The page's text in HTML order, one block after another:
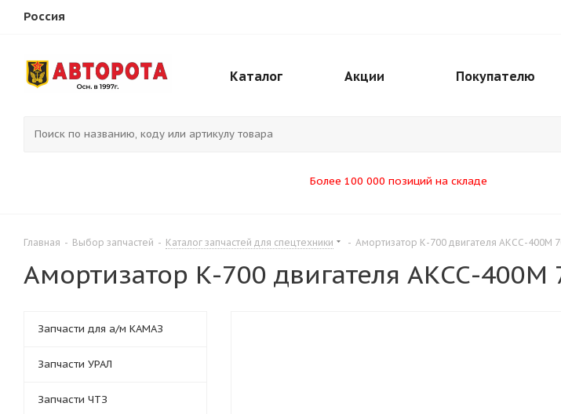
Россия
Каталог Акции Покупателю
Более 100 000 позиций на складе
Главная - Выбор запчастей - Каталог запчастей для спецтехники - Амортизатор К-700 двигателя АКСС-400М
Амортизатор К-700 двигателя АКСС-400М
Запчасти для а/м КАМАЗ
Запчасти УРАЛ
Запчасти ЧТЗ